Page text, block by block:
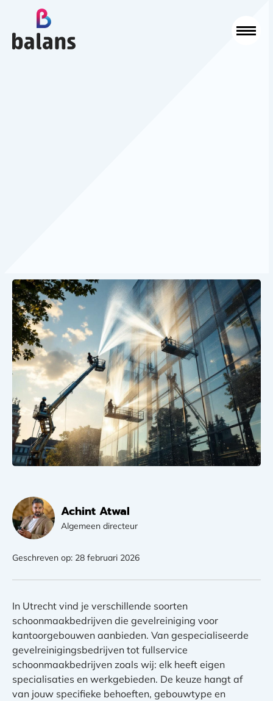
Achint Atwal
Algemeen directeur
Geschreven op: 28 februari 2026
In Utrecht vind je verschillende soorten
schoonmaakbedrijven die gevelreiniging voor
kantoorgebouwen aanbieden. Van gespecialiseerde
gevelreinigingsbedrijven tot fullservice
schoonmaakbedrijven zoals wij: elk heeft eigen
specialisaties en werkgebieden. De keuze hangt af
van jouw specifieke behoeften, gebouwtype en